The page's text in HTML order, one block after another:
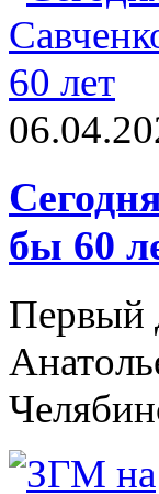
бы 60
Первый